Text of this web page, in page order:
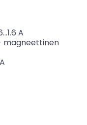
A
magneettinen
A